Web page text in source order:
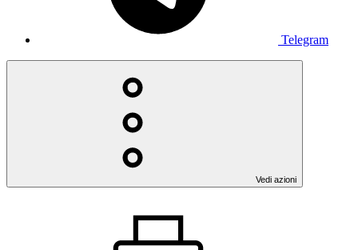
Telegram
Vedi azioni